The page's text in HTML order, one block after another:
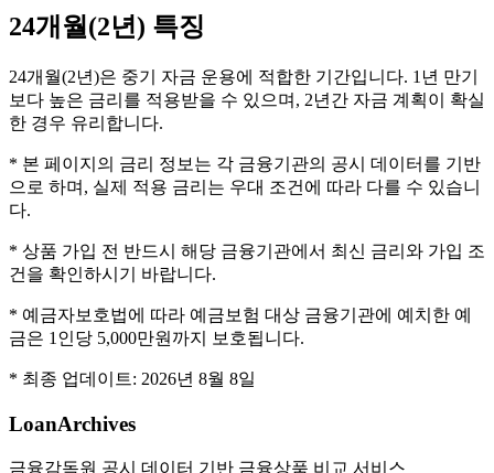
24개월(2년) 특징
24개월(2년)은 중기 자금 운용에 적합한 기간입니다. 1년 만기
보다 높은 금리를 적용받을 수 있으며, 2년간 자금 계획이 확실
한 경우 유리합니다.
* 본 페이지의 금리 정보는 각 금융기관의 공시 데이터를 기반
으로 하며, 실제 적용 금리는 우대 조건에 따라 다를 수 있습니
다.
* 상품 가입 전 반드시 해당 금융기관에서 최신 금리와 가입 조
건을 확인하시기 바랍니다.
* 예금자보호법에 따라 예금보험 대상 금융기관에 예치한 예
금은 1인당 5,000만원까지 보호됩니다.
* 최종 업데이트: 2026년 8월 8일
LoanArchives
금융감독원 공시 데이터 기반 금융상품 비교 서비스